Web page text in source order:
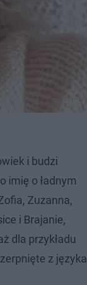
i budzi
imię o ładnym
Zuzanna,
i Brajanie,
dla przykładu
z języka